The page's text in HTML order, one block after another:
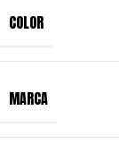
COLOR
MARCA